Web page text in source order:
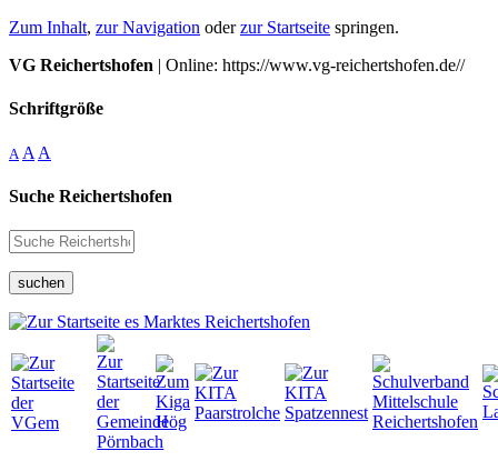
Zum Inhalt, zur Navigation oderzur Startseite springen.
VG Reichertshofen | Online: https://www.vg-reichertshofen.de//
Schriftgröße
A A A
Suche Reichertshofen
suchen